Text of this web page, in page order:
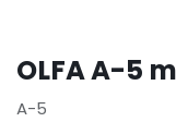
OLFA A-5
A-5